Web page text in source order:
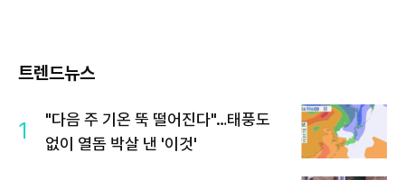
트렌드뉴스
1
"다음 주 기온 뚝 떨어진다"…태풍도
없이 열돔 박살 낸 '이것'